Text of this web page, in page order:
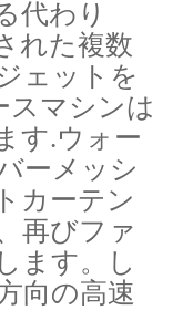
代わり
れた複数
ェットを
スマシンは
す.ウォー
ーメッシ
カーテン
再びファ
ます。し
向の高速